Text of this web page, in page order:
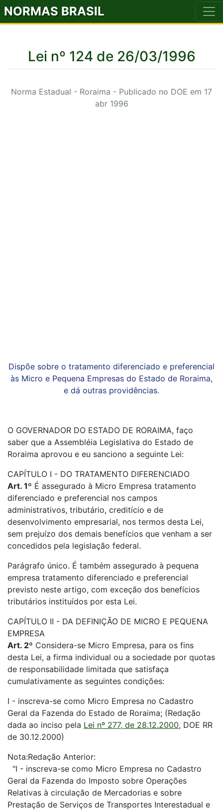
NORMAS BRASIL
Lei nº 124 de 26/03/1996
Norma Estadual - Roraima - Publicado no DOE em 17
abr 1996
Dispõe sobre o tratamento diferenciado e preferencial
às Micro e Pequena Empresas do Estado de Roraima,
e dá outras providências.
O GOVERNADOR DO ESTADO DE RORAIMA, faço
saber que a Assembléia Legislativa do Estado de
Roraima aprovou e eu sanciono a seguinte Lei:
CAPÍTULO I - DO TRATAMENTO DIFERENCIADO
Art. 1º É assegurado à Micro Empresa tratamento
diferenciado e preferencial nos campos
administrativos, tributário, creditício e de
desenvolvimento empresarial, nos termos desta Lei,
sem prejuízo dos demais benefícios que venham a ser
concedidos pela legislação federal.
Parágrafo único. É também assegurado à pequena
empresa tratamento diferenciado e preferencial
previsto neste artigo, com exceção dos benefícios
tributários instituídos por esta Lei.
CAPÍTULO II - DA DEFINIÇÃO DE MICRO E PEQUENA
EMPRESA
Art. 2º Considera-se Micro Empresa, para os fins
desta Lei, a firma individual ou a sociedade por quotas
de responsabilidade limitada que satisfaça
cumulativamente as seguintes condições:
I - inscreva-se como Micro Empresa no Cadastro
Geral da Fazenda do Estado de Roraima; (Redação
dada ao inciso pela Lei nº 277, de 28.12.2000, DOE RR
de 30.12.2000)
Nota:Redação Anterior:
"I - inscreva-se como Micro Empresa no Cadastro
Geral da Fazenda do Imposto sobre Operações
Relativas à circulação de Mercadorias e sobre
Prestação de Serviços de Transportes Interestadual e